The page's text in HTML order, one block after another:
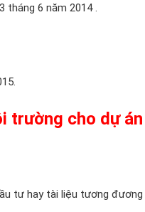
tháng 6 năm 2014 .
trường cho dự
tư hay tài liệu tương